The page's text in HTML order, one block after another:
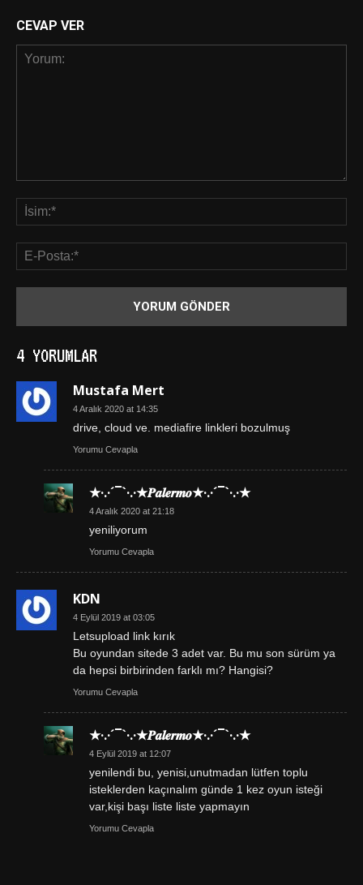
CEVAP VER
4 YORUMLAR
Mustafa Mert
4 Aralık 2020 at 14:35
drive, cloud ve. mediafire linkleri bozulmuş
Yorumu Cevapla
★·.·´¯`·.·★𝑷𝒂𝒍𝒆𝒓𝒎𝒐★·.·´¯`·.·★
4 Aralık 2020 at 21:18
yeniliyorum
Yorumu Cevapla
KDN
4 Eylül 2019 at 03:05
Letsupload link kırık
Bu oyundan sitede 3 adet var. Bu mu son sürüm ya
da hepsi birbirinden farklı mı? Hangisi?
Yorumu Cevapla
★·.·´¯`·.·★𝑷𝒂𝒍𝒆𝒓𝒎𝒐★·.·´¯`·.·★
4 Eylül 2019 at 12:07
yenilendi bu, yenisi,unutmadan lütfen toplu
isteklerden kaçınalım günde 1 kez oyun isteği
var,kişi başı liste liste yapmayın
Yorumu Cevapla